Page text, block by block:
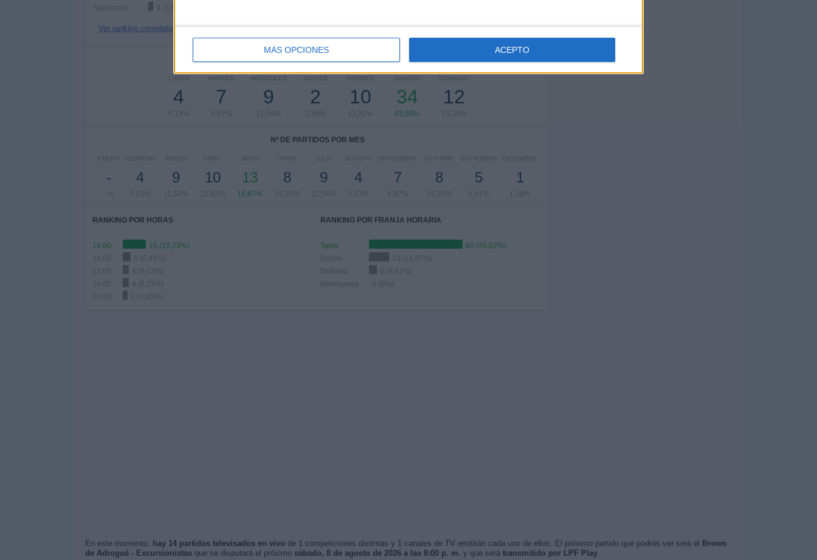
MÁS OPCIONES ACEPTO
Sarmiento
3 (3,85%)
Ver ranking completo
Nº DE PARTIDOS POR DÍA DE LA SEMANA
LUNES
4
5,13%
MARTES
7
8,97%
MIÉRCOLES
9
11,54%
JUEVES
2
2,56%
VIERNES
10
12,82%
SÁBADO
34
43,59%
DOMINGO
12
15,38%
Nº DE PARTIDOS POR MES
ENERO
-
- %
FEBRERO
4
5,13%
MARZO
9
11,54%
ABRIL
10
12,82%
MAYO
13
16,67%
JUNIO
8
10,26%
JULIO
9
11,54%
AGOSTO
4
5,13%
SEPTIEMBRE
7
8,97%
OCTUBRE
8
10,26%
NOVIEMBRE
5
6,41%
DICIEMBRE
1
1,28%
RANKING POR HORAS
14:00
15 (19,23%)
18:00
5 (6,41%)
12:05
4 (5,13%)
14:05
4 (5,13%)
14:30
3 (3,85%)
RANKING POR FRANJA HORARIA
Tarde
60 (76,92%)
Noche
13 (16,67%)
Mañana
5 (6,41%)
Madrugada
0 (0%)
En este momento, hay 14 partidos televisados en vivo de 1 competiciones distintas y 1 canales de TV emitirán cada uno de ellos. El próximo partido que podrás ver será el
Brown
de Adrogué - Excursionistasque se disputará el próximo sábado, 8 de agosto de 2026 a las 8:00 p. m. y que será transmitido por LPF Play.